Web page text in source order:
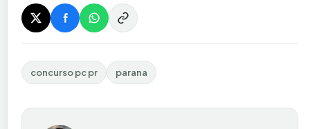
concurso pc pr parana